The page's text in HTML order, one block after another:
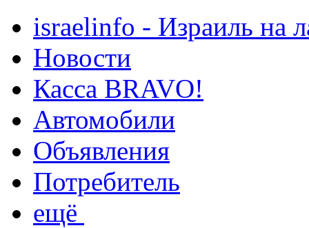
israelinfo - Израиль на
Новости
Касса BRAVO!
Автомобили
Объявления
Потребитель
ещё